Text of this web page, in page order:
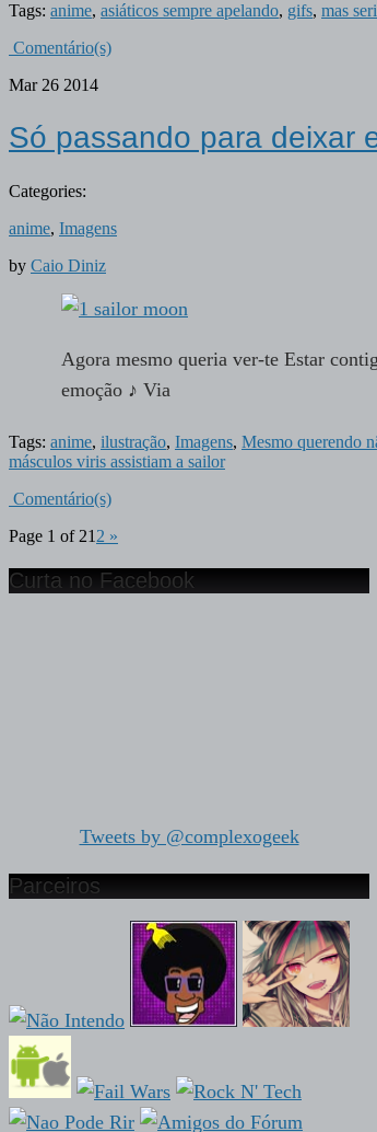
Tags: anime, asiáticos sempre apelando, gifs, mas
Comentário(s)
Mar 26 2014
Só passando para deixar
Categories:
anime, Imagens
by Caio Diniz
Agora mesmo queria ver-te Estar
emoção ♪ Via
Tags: anime, ilustração, Imagens, Mesmo querendo
másculos viris assistiam a sailor
Comentário(s)
Page 1 of 21 2 »
Curta no Facebook
Tweets by @complexogeek
Parceiros